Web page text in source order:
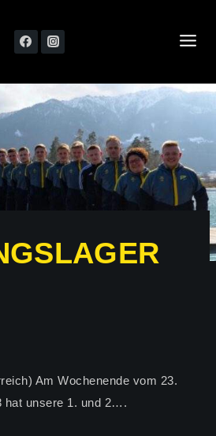
Am Wochenende vom 23.
hat unsere 1. und 2….